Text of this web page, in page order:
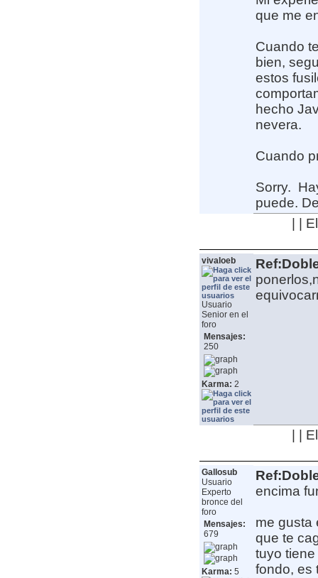
que me
Cuando
bien,
estos
hecho
nevera.
Cuando
Sorry.
puede.
| |
vivaloeb
Usuario
Senior en el
foro
Mensajes:
250
Karma: 2
| |
Gallosub
Usuario
Experto
bronce del
foro
Mensajes:
679
Karma: 5
encima
me gusta
que te
tuyo
fondo, es